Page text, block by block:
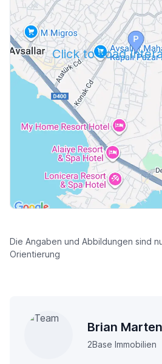
Click to Load
Die Angaben und Abbildungen sind
Orientierung
Brian
2Base Immobilien